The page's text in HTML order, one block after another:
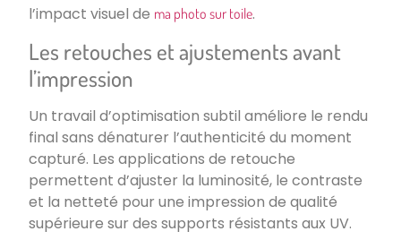
l’impact visuel de ma photo sur toile.
Les retouches et ajustements avant
l’impression
Un travail d’optimisation subtil améliore le rendu
final sans dénaturer l’authenticité du moment
capturé. Les applications de retouche
permettent d’ajuster la luminosité, le contraste
et la netteté pour une impression de qualité
supérieure sur des supports résistants aux UV.